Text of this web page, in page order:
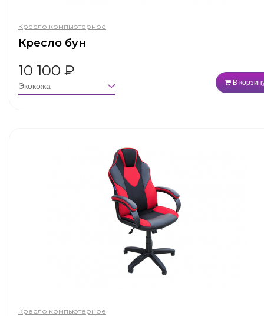
Кресло компьютерное
Кресло бун
10 100 ₽
В
Кресло компьютерное